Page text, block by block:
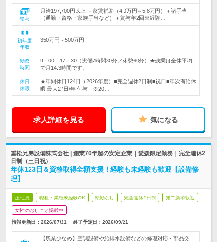
給与
月給197,700円以上 ＋家賃補助（4.0万円～5.8万円）＋諸手当
（通勤・資格・家族手当など）＋賞与年2回※経験…
初年度
年収
350万円～500万円
勤務
時間
9：00～17：30（実働7時間30分／休憩60分）★残業は全体平均
で月14.3時間です。
休日
休暇
★年間休日124日（2026年度）■完全週休2日制■祝日■年次有給休
暇 最大27日/年 付与 ※20…
求人詳細を見る 気になる
重松兄弟設備株式会社 | 創業70年超の安定企業｜愛媛限定勤務｜完全週休2
日制（土日祝）
年休123日＆資格取得全額支援！経験も未経験も歓迎【設備修
理】
正社員 職種・業種未経験OK 転勤なし 完全週休2日制 第二新卒歓迎
女性のおしごと掲載中
情報更新日：2026/07/21 終了予定日： 2026/09/21
【残業少なめ】空調設備や給排水設備などの修理対応・部品交